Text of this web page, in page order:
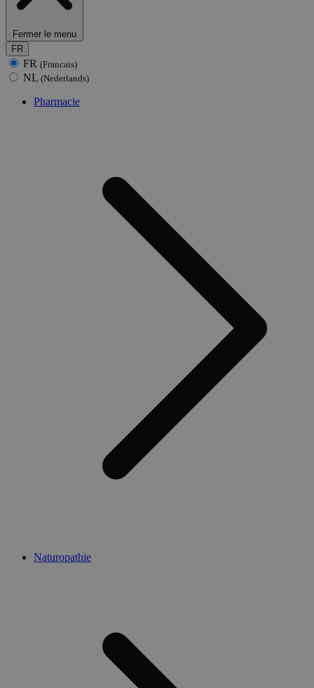
Fermer le menu
FR
FR (Francais)
NL (Nederlands)
Pharmacie
Naturopathie